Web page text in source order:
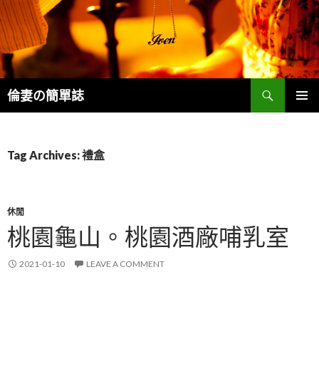
倫妻の簡單誌
Search
Tag Archives: 禮盒
休閒
桃園龜山。桃園酒廠哺乳室
2021-01-10 LEAVE A COMMENT